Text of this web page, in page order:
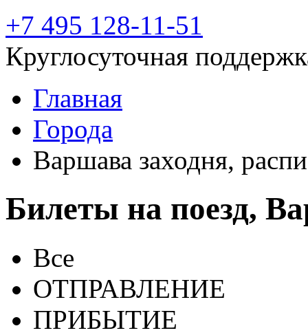
+7 495 128-11-51
Круглосуточная
Главная
Города
Варшава заходня,
Билеты на поезд,
Все
ОТПРАВЛЕНИЕ
ПРИБЫТИЕ